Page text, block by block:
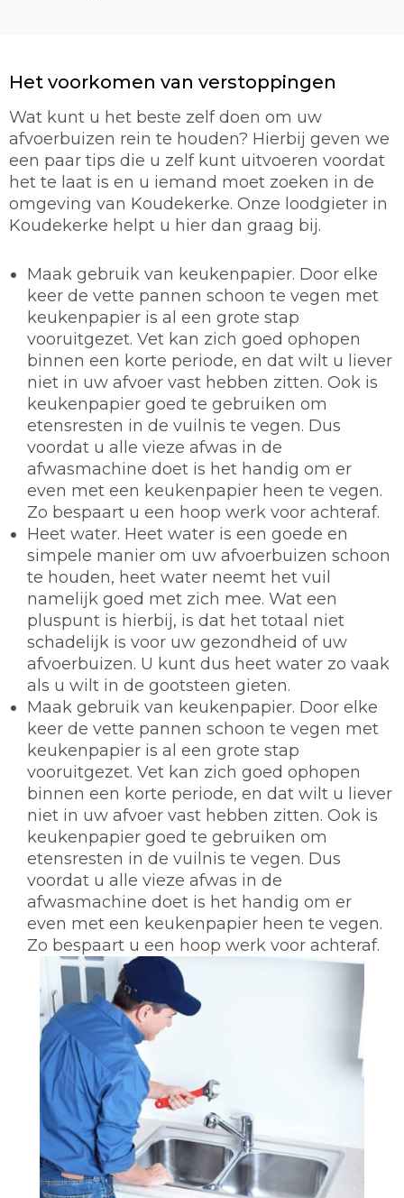
Het voorkomen van verstoppingen
Wat kunt u het beste zelf doen om uw
afvoerbuizen rein te houden? Hierbij geven we
een paar tips die u zelf kunt uitvoeren voordat
het te laat is en u iemand moet zoeken in de
omgeving van Koudekerke. Onze loodgieter in
Koudekerke helpt u hier dan graag bij.
Maak gebruik van keukenpapier. Door elke
keer de vette pannen schoon te vegen met
keukenpapier is al een grote stap
vooruitgezet. Vet kan zich goed ophopen
binnen een korte periode, en dat wilt u liever
niet in uw afvoer vast hebben zitten. Ook is
keukenpapier goed te gebruiken om
etensresten in de vuilnis te vegen. Dus
voordat u alle vieze afwas in de
afwasmachine doet is het handig om er
even met een keukenpapier heen te vegen.
Zo bespaart u een hoop werk voor achteraf.
Heet water. Heet water is een goede en
simpele manier om uw afvoerbuizen schoon
te houden, heet water neemt het vuil
namelijk goed met zich mee. Wat een
pluspunt is hierbij, is dat het totaal niet
schadelijk is voor uw gezondheid of uw
afvoerbuizen. U kunt dus heet water zo vaak
als u wilt in de gootsteen gieten.
Maak gebruik van keukenpapier. Door elke
keer de vette pannen schoon te vegen met
keukenpapier is al een grote stap
vooruitgezet. Vet kan zich goed ophopen
binnen een korte periode, en dat wilt u liever
niet in uw afvoer vast hebben zitten. Ook is
keukenpapier goed te gebruiken om
etensresten in de vuilnis te vegen. Dus
voordat u alle vieze afwas in de
afwasmachine doet is het handig om er
even met een keukenpapier heen te vegen.
Zo bespaart u een hoop werk voor achteraf.